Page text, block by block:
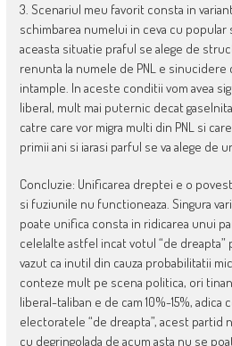
3. Scenariul meu favorit consta in
schimbarea numelui in ceva cu popular
aceasta situatie praful se alege de
renunta la numele de PNL e sinucidere
intample. In aceste conditii vom avea
liberal, mult mai puternic decat
catre care vor migra multi din PNL si
primii ani si iarasi parful se va alege de
Concluzie: Unificarea dreptei e o
si fuziunile nu functioneaza. Singura
poate unifica consta in ridicarea unui
celelalte astfel incat votul “de
vazut ca inutil din cauza probabilitatii
conteze mult pe scena politica, ori
liberal-taliban e de cam 10%-15%, adica
electoratele “de dreapta”, acest partid
cu degringolada de acum asta nu se